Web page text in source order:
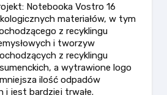
Notebooka Vostro 16
materiałów, w tym
z recyklingu
i tworzyw
z recyklingu
a wytrawione logo
ilość odpadów
i jest bardziej trwałe.